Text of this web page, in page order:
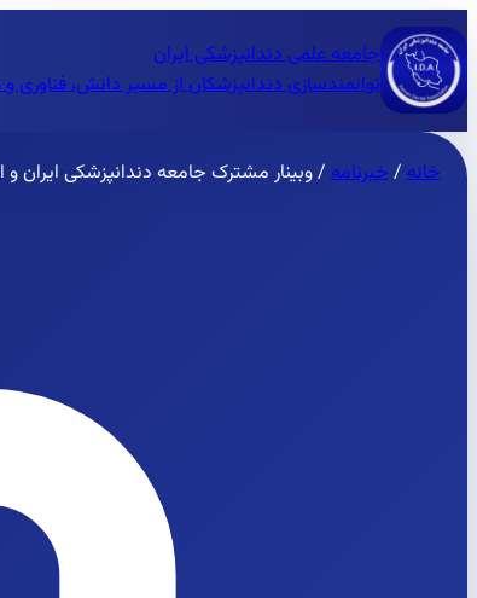
جامعه علمی دندانپزشکی ایران
توانمندسازی دندانپزشکان از مسیر دانش، فناوری
خانه/خبرنامه/وبینار مشترک جامعه دندانپزشکی ایران